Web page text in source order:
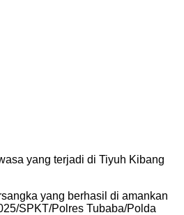
yang terjadi di Tiyuh Kibang
yang berhasil di amankan
SPKT/Polres Tubaba/Polda